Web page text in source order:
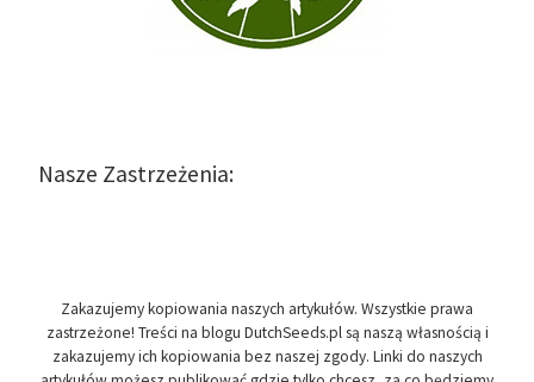
Nasze Zastrzeżenia:
Zakazujemy kopiowania naszych artykułów. Wszystkie prawa
zastrzeżone! Treści na blogu DutchSeeds.pl są naszą własnością i
zakazujemy ich kopiowania bez naszej zgody. Linki do naszych